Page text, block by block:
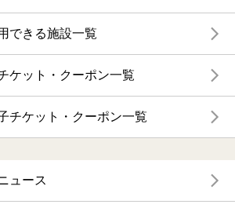
できる施設一覧
ケット・クーポン一覧
チケット・クーポン一覧
ュース